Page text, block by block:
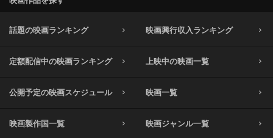
話題の映画ランキング 映画興行収入ランキング
定額配信中の映画ランキング 上映中の映画一覧
公開予定の映画スケジュール 映画一覧
映画製作国一覧 映画ジャンル一覧